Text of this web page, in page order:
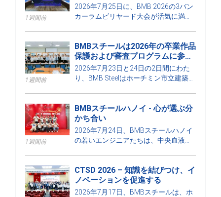
1週間前
2026年7月25日に、BMB 2026の3バン
カーラムビリヤード大会が活気に満ち
1週間前
BMBスチールは2026年の卒業作品
保護および審査プログラムに参加
しました
2026年7月23日と24日の2日間にわた
り、BMB Steelはホーチミン市立建築大
クト保護プログラムに参加しました。
これは学校と企業のつながりを強化
し、建設業界の発展要求に応えるため
に教育の質を向上させる意義深い活動
1週間前
BMBスチールハノイ - 心が選ぶ分
かち合い
2026年7月24日、BMBスチールハノイ
の若いエンジニアたちは、中央血液学
任の精神を広めることに貢献しまし
た。
CTSD 2026 – 知識を結びつけ、イ
ノベーションを促進する
2026年7月17日、BMBスチールは、ホ